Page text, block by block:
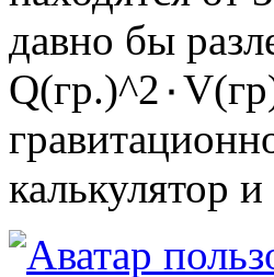
давно бы
Q(гр.)^2٠V(гр)=q^2٠c, можно легко найти скорость
калькулятор